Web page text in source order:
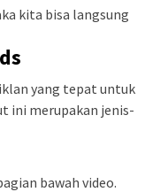
kita bisa langsung
yang tepat untuk
ini merupakan jenis-
bawah video.